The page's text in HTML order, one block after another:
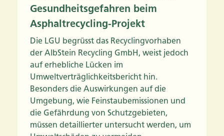
Gesundheitsgefahren beim
Asphaltrecycling-Projekt
Die LGU begrüsst das Recyclingvorhaben
der AlbStein Recycling GmbH, weist jedoch
auf erhebliche Lücken im
Umweltverträglichkeitsbericht hin.
Besonders die Auswirkungen auf die
Umgebung, wie Feinstaubemissionen und
die Gefährdung von Schutzgebieten,
müssen detaillierter untersucht werden, um